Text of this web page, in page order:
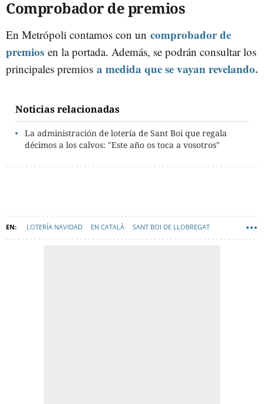
Comprobador de premios
En Metrópoli contamos con un comprobador de
premios en la portada. Además, se podrán consultar los
principales premios a medida que se vayan revelando.
Noticias relacionadas
La administración de lotería de Sant Boi que regala
décimos a los calvos: "Este año os toca a vosotros"
LOTERÍA NAVIDAD EN CATALÀ SANT BOI DE LLOBREGAT